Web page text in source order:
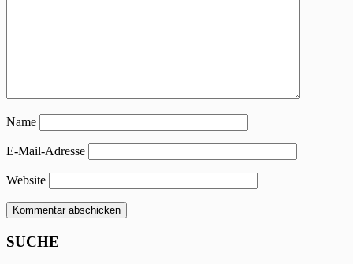
Name
E-Mail-Adresse
Website
SUCHE